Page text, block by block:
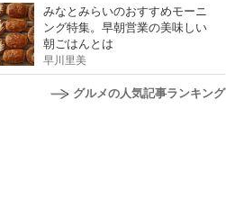
みなとみらいのおすすめモーニ
ング特集。早朝営業の美味しい
朝ごはんとは
早川里美
グルメの人気記事ランキング